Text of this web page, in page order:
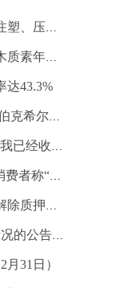
伊之密：以旧换新政策有望对公司注塑、压铸装备及自动化整体解决方案等形成需求传导|最资讯
岳阳林纸切入生物基赛道，1500吨木质素年度订单落地，公司称对经营业绩“有积极影响” 最新
达43.3%
新资讯：郭施亮：巴菲特时代落幕 伯克希尔会变成平庸公司吗？
观点：视频｜“感谢扬子晚报报道，我已经收到旅游俱乐部2000元退款了”
“i茅台”飞天限购数量减半至6瓶 有消费者称“天天蹲点还是抢不到”|每日热点
恒信东方：实际控制人孟宪民本次解除质押股份数量为550万股
三环集团: 关于回购公司股份进展情况的公告内容摘要_热点
31日）